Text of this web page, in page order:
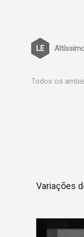
Todos os
Variações